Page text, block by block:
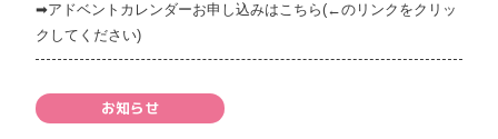
➡アドベントカレンダーお申し込みはこちら(←のリンクをクリッ
クしてください)
お知らせ